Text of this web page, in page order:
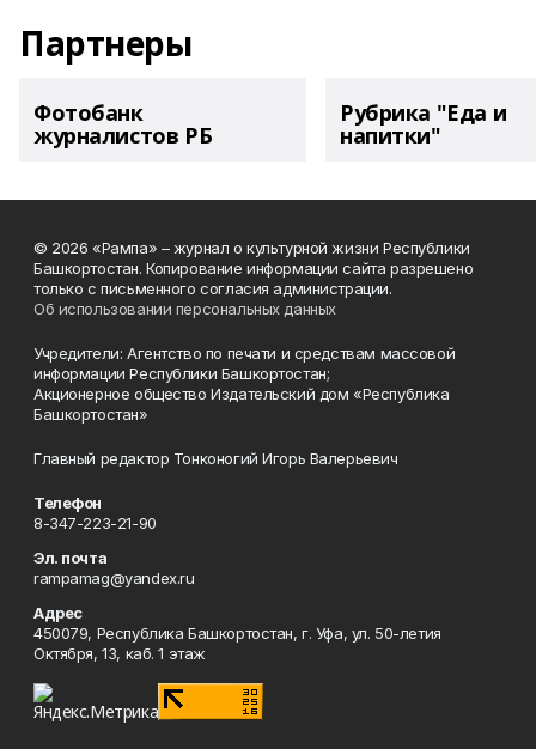
Партнеры
Фотобанк
журналистов РБ
Рубрика "Еда и
напитки"
© 2026 «Рампа» – журнал о культурной жизни Республики
Башкортостан. Копирование информации сайта разрешено
только с письменного согласия администрации.
Об использовании персональных данных
Учредители: Агентство по печати и средствам массовой
информации Республики Башкортостан;
Акционерное общество Издательский дом «Республика
Башкортостан»
Главный редактор Тонконогий Игорь Валерьевич
Телефон
8-347-223-21-90
Эл. почта
rampamag@yandex.ru
Адрес
450079, Республика Башкортостан, г. Уфа, ул. 50-летия
Октября, 13, каб. 1 этаж